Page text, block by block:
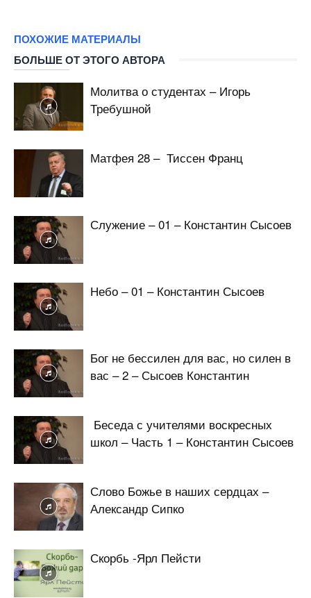
ПОХОЖИЕ МАТЕРИАЛЫ
БОЛЬШЕ ОТ ЭТОГО АВТОРА
Молитва о студентах – Игорь
Требушной
Матфея 28 – Тиссен Франц
Служение – 01 – Константин Сысоев
Небо – 01 – Константин Сысоев
Бог не бессилен для вас, но силен в
вас – 2 – Сысоев Константин
Беседа с учителями воскресных
школ – Часть 1 – Константин Сысоев
Слово Божье в наших сердцах –
Александр Сипко
Скорбь -Ярл Пейсти